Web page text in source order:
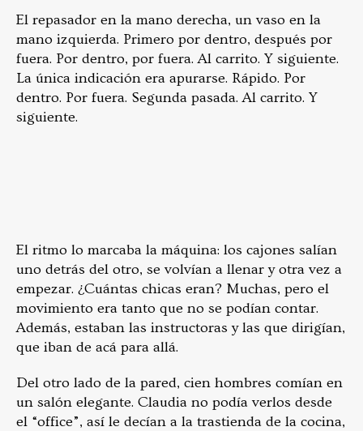
El repasador en la mano derecha, un vaso en la
mano izquierda. Primero por dentro, después por
fuera. Por dentro, por fuera. Al carrito. Y siguiente.
La única indicación era apurarse. Rápido. Por
dentro. Por fuera. Segunda pasada. Al carrito. Y
siguiente.
El ritmo lo marcaba la máquina: los cajones salían
uno detrás del otro, se volvían a llenar y otra vez a
empezar. ¿Cuántas chicas eran? Muchas, pero el
movimiento era tanto que no se podían contar.
Además, estaban las instructoras y las que dirigían,
que iban de acá para allá.
Del otro lado de la pared, cien hombres comían en
un salón elegante. Claudia no podía verlos desde
el “office”, así le decían a la trastienda de la cocina,